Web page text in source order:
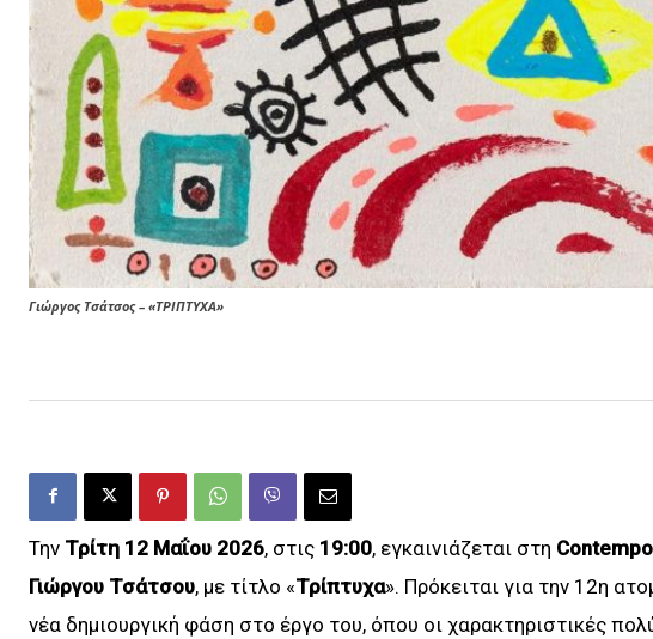
Γιώργος Τσάτσος – «ΤΡΙΠΤΥΧΑ»
Την Τρίτη 12 Μαΐου 2026, στις 19:00, εγκαινιάζεται στη
Γιώργου Τσάτσου, με τίτλο «Τρίπτυχα». Πρόκειται για την 12η
νέα δημιουργική φάση στο έργο του, όπου οι χαρακτηριστικές